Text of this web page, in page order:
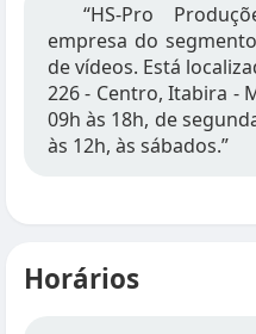
“HS-Pro
empresa do
de vídeos. Está
226 - Centro, Itabira -
09h às 18h, de
às 12h, às sábados.”
Horários